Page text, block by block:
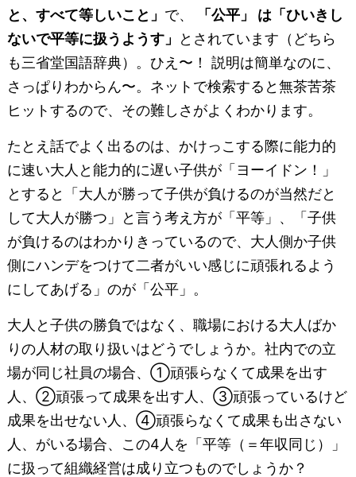
と、すべて等しいこと」 で、
「公平」 は「ひいきし
ないで平等に扱うようす」
とされています（どちら
も三省堂国語辞典）。ひえ〜！ 説明は簡単なのに、
さっぱりわからん〜。ネットで検索すると無茶苦茶
ヒットするので、その難しさがよくわかります。
たとえ話でよく出るのは、かけっこする際に能力的
に速い大人と能力的に遅い子供が「ヨーイドン！」
とすると「大人が勝って子供が負けるのが当然だと
して大人が勝つ」と言う考え方が「平等」、「子供
が負けるのはわかりきっているので、大人側か子供
側にハンデをつけて二者がいい感じに頑張れるよう
にしてあげる」のが「公平」。
大人と子供の勝負ではなく、職場における大人ばか
りの人材の取り扱いはどうでしょうか。社内での立
場が同じ社員の場合、①頑張らなくて成果を出す
人、②頑張って成果を出す人、③頑張っているけど
成果を出せない人、④頑張らなくて成果も出さない
人、がいる場合、この4人を「平等（＝年収同じ）」
に扱って組織経営は成り立つものでしょうか？